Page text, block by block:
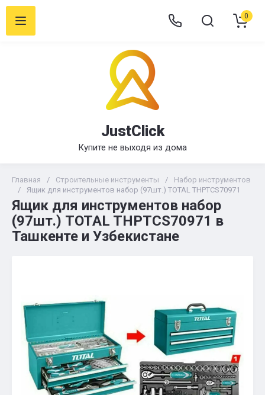
JustClick
Купите не выходя из дома
0
Главная / Строительные инструменты /
Набор инструментов
/
Ящик для инструментов набор (97шт.) TOTAL THPTCS70971
Ящик для инструментов набор
(97шт.) TOTAL THPTCS70971 в
Ташкенте и Узбекистане